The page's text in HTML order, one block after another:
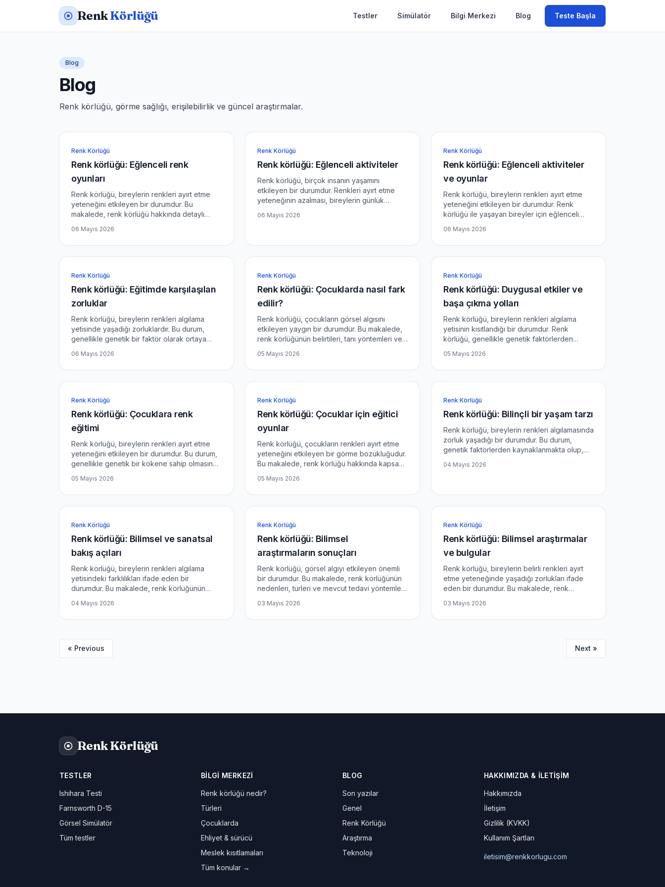
RenkKörlüğü Testler Simülatör Bilgi Merkezi Blog Teste Başla
Blog
Blog
Renk körlüğü, görme sağlığı, erişilebilirlik ve güncel araştırmalar.
Renk Körlüğü
Renk körlüğü: Eğlenceli renk
oyunları
Renk körlüğü, bireylerin renkleri ayırt etme
yeteneğini etkileyen bir durumdur. Bu
makalede, renk körlüğü hakkında detaylı
yardımcı olacak eğlenceli renk oyunları
tanıtılacaktır. Renk Körlüğü Nedir?...
06 Mayıs 2026
Renk Körlüğü
Renk körlüğü: Eğlenceli aktiviteler
Renk körlüğü, birçok insanın yaşamını
etkileyen bir durumdur. Renkleri ayırt etme
yeteneğinin azalması, bireylerin günlük
makalede, renk körlüğü ile başa çıkmak için
06 Mayıs 2026
Renk Körlüğü
Renk körlüğü: Eğlenceli aktiviteler
ve oyunlar
Renk körlüğü, bireylerin renkleri ayırt etme
yeteneğini etkileyen bir durumdur. Renk
körlüğü ile yaşayan bireyler için eğlenceli
aynı zamanda sosyal etkileşim ve öğrenme
fırsatları sunmaktadır....
06 Mayıs 2026
Renk Körlüğü
Renk körlüğü: Eğitimde karşılaşılan
zorluklar
Renk körlüğü, bireylerin renkleri algılama
yetisinde yaşadığı zorluklardır. Bu durum,
genellikle genetik bir faktör olarak ortaya
yeteneğini etkiler. Eğitim alanında ise renk
körlüğü, öğrenci...
06 Mayıs 2026
Renk Körlüğü
Renk körlüğü: Çocuklarda nasıl fark
edilir?
Renk körlüğü, çocukların görsel algısını
etkileyen yaygın bir durumdur. Bu makalede,
renk körlüğünün belirtileri, tanı yöntemleri ve
ele alacağız. Renk Körlüğü Nedir? Renk
körlüğü, bireylerin be...
05 Mayıs 2026
Renk Körlüğü
Renk körlüğü: Duygusal etkiler ve
başa çıkma yolları
Renk körlüğü, bireylerin renkleri algılama
yetisinin kısıtlandığı bir durumdur. Renk
körlüğü, genellikle genetik faktörlerden
yaşamları ve psikolojik durumları üzerinde
önemli etkiler yaratabilir....
05 Mayıs 2026
Renk Körlüğü
Renk körlüğü: Çocuklara renk
eğitimi
Renk körlüğü, bireylerin renkleri ayırt etme
yeteneğini etkileyen bir durumdur. Bu durum,
genellikle genetik bir kökene sahip olmasına
etkilenebilir. Bu makalede, çocuklara yönelik
renk eğitimi hakkında bil...
05 Mayıs 2026
Renk Körlüğü
Renk körlüğü: Çocuklar için eğitici
oyunlar
Renk körlüğü, çocukların renkleri ayırt etme
yeteneğini etkileyen bir görme bozukluğudur.
Bu makalede, renk körlüğü hakkında kapsamlı
geliştirmeye yardımcı olabilecek eğitici oyun
önerileri pa...
05 Mayıs 2026
Renk Körlüğü
Renk körlüğü: Bilinçli bir yaşam tarzı
Renk körlüğü, bireylerin renkleri algılamasında
zorluk yaşadığı bir durumdur. Bu durum,
genetik faktörlerden kaynaklanmakta olup,
makalede, renk körlüğü hakkında bilinçli bir
04 Mayıs 2026
Renk Körlüğü
Renk körlüğü: Bilimsel ve sanatsal
bakış açıları
Renk körlüğü, bireylerin renkleri algılama
yetisindeki farklılıkları ifade eden bir
durumdur. Bu makalede, renk körlüğünün
inceleyeceğiz. Renk körlüğü, dünya
genelinde birçok bireyi etkileyen yay...
04 Mayıs 2026
Renk Körlüğü
Renk körlüğü: Bilimsel
araştırmaların sonuçları
Renk körlüğü, görsel algıyı etkileyen önemli
bir durumdur. Bu makalede, renk körlüğünün
nedenleri, türleri ve mevcut tedavi yöntemleri
veriler detaylı bir şekilde ele alınacaktır. Renk
Körlüğü N...
03 Mayıs 2026
Renk Körlüğü
Renk körlüğü: Bilimsel araştırmalar
ve bulgular
Renk körlüğü, bireylerin belirli renkleri ayırt
etme yeteneğinde yaşadığı zorlukları ifade
eden bir durumdur. Bu makalede, renk
seçenekleri detaylı bir şekilde ele alınacaktır.
Renk Körlüğü Nedir? Re...
03 Mayıs 2026
« Previous Next »
Renk Körlüğü
TESTLER
Ishihara Testi
Farnsworth D-15
Görsel Simülatör
Tüm testler
BILGI MERKEZI
Renk körlüğü nedir?
Türleri
Çocuklarda
Ehliyet & sürücü
Meslek kısıtlamaları
Tüm konular →
BLOG
Son yazılar
Genel
Renk Körlüğü
Araştırma
Teknoloji
HAKKIMIZDA & İLETIŞIM
Hakkımızda
İletişim
Gizlilik (KVKK)
Kullanım Şartları
iletisim@renkkorlugu.com